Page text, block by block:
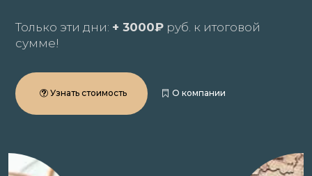
Только эти дни: + 3000₽ руб. к итоговой
сумме!
Узнать стоимость О компании